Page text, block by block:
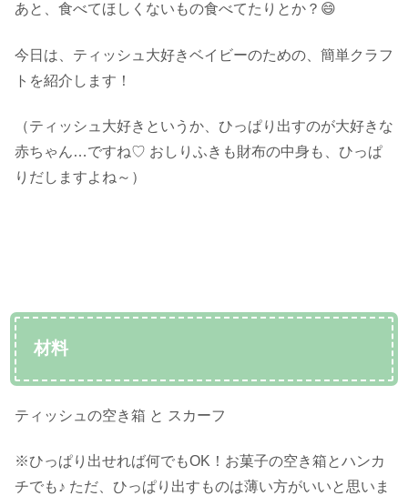
あと、食べてほしくないもの食べてたりとか？😄
今日は、ティッシュ大好きベイビーのための、簡単クラフ
トを紹介します！
（ティッシュ大好きというか、ひっぱり出すのが大好きな
赤ちゃん…ですね♡ おしりふきも財布の中身も、ひっぱ
りだしますよね～）
材料
ティッシュの空き箱 と スカーフ
※ひっぱり出せれば何でもOK！お菓子の空き箱とハンカ
チでも♪ ただ、ひっぱり出すものは薄い方がいいと思いま